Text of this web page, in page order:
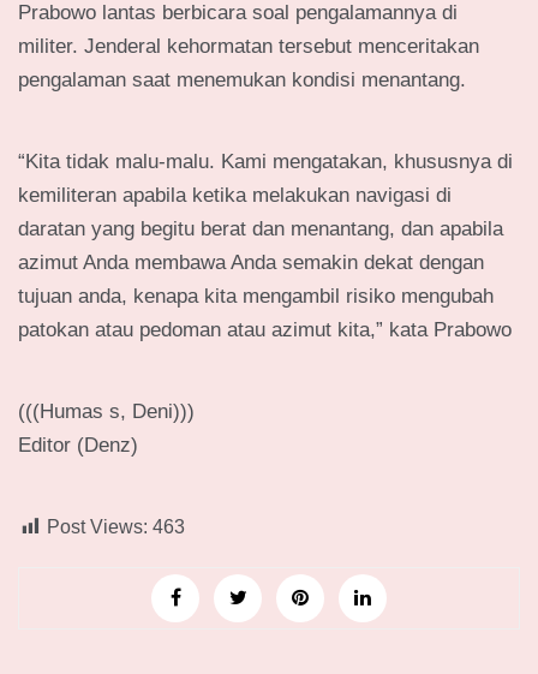
Prabowo lantas berbicara soal pengalamannya di
militer. Jenderal kehormatan tersebut menceritakan
pengalaman saat menemukan kondisi menantang.
“Kita tidak malu-malu. Kami mengatakan, khususnya di
kemiliteran apabila ketika melakukan navigasi di
daratan yang begitu berat dan menantang, dan apabila
azimut Anda membawa Anda semakin dekat dengan
tujuan anda, kenapa kita mengambil risiko mengubah
patokan atau pedoman atau azimut kita,” kata Prabowo
(((Humas s, Deni)))
Editor (Denz)
Post Views: 463